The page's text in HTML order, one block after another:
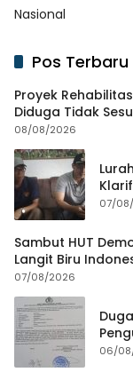
Nasional
Pos Terbaru
Proyek
Diduga Tidak
08/08/2026
07/
Sambut HUT
Langit Biru
07/08/2026
dan
06/